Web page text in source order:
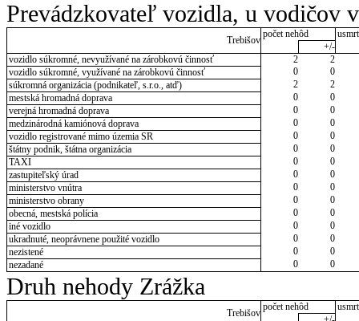
Prevádzkovateľ vozidla, u vodičov
Trebišov
počet nehôd
+/-
vozidlo súkromné, nevyužívané na zárobkovú činnosť
2
2
vozidlo súkromné, využívané na zárobkovú činnosť
0
0
súkromná organizácia (podnikateľ, s.r.o., atď)
2
2
mestská hromadná doprava
0
0
verejná hromadná doprava
0
0
medzinárodná kamiónová doprava
0
0
vozidlo registrované mimo územia SR
0
0
štátny podnik, štátna organizácia
0
0
TAXI
0
0
zastupiteľský úrad
0
0
ministerstvo vnútra
0
0
ministerstvo obrany
0
0
obecná, mestská polícia
0
0
iné vozidlo
0
0
ukradnuté, neoprávnene použité vozidlo
0
0
nezistené
0
0
nezadané
0 0
Druh nehody Zrážka
Trebišov
počet nehôd